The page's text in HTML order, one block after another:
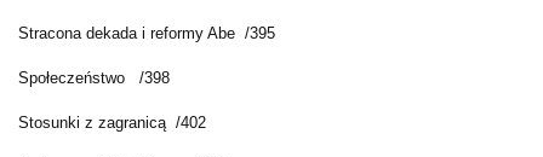
Stracona dekada i reformy Abe /395
Społeczeństwo /398
Stosunki z zagranicą /402